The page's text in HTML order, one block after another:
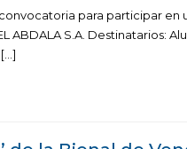
para participar en
ABDALA S.A. Destinatarios: